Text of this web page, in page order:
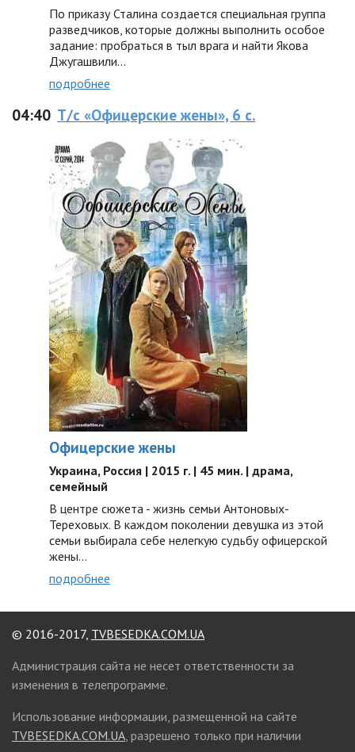
По приказу Сталина создается специальная группа
разведчиков, которые должны выполнить особое
задание: пробраться в тыл врага и найти Якова
Джугашвили…
подробнее
04:40 Т/с «Офицерские жены», 6 с.
Офицерские жены
Украина, Россия | 2015 г. | 45 мин. | драма,
семейный
В центре сюжета - жизнь семьи Антоновых-
Тереховых. В каждом поколении девушка из этой
семьи выбирала себе нелегкую судьбу офицерской
жены...
подробнее
© 2016-2017, TVBESEDKA.COM.UA
Администрация сайта не несет ответственности за
изменения в телепрограмме.
Использование информации, размещенной на сайте
TVBESEDKA.COM.UA, разрешено только при наличии